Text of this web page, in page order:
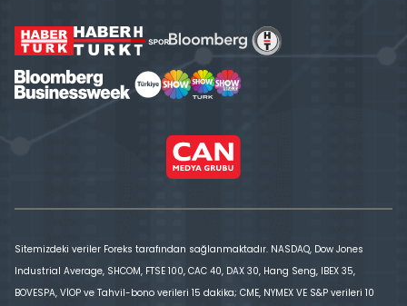
Sitemizdeki veriler Foreks tarafından sağlanmaktadır. NASDAQ, Dow Jones
Industrial Average, SHCOM, FTSE 100, CAC 40, DAX 30, Hang Seng, IBEX 35,
BOVESPA, VİOP ve Tahvil-bono verileri 15 dakika; CME, NYMEX VE S&P verileri 10